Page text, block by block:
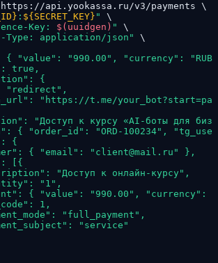
https://api.yookassa.ru/v3/payments \
: ${SECRET_KEY} "
\
Key: $(uuidgen) "
\
Type: application/json"
\
{ "value": "990.00", "currency":
true,
{
"redirect",
"https://t.me/
"Доступ к курсу «AI-боты для
{ "order_id": "ORD-100234",
{
{ "email": "client@mail.ru" },
[{
"Доступ к онлайн-курсу",
"1",
{ "value": "990.00", "currency":
1,
"full_payment",
"service"